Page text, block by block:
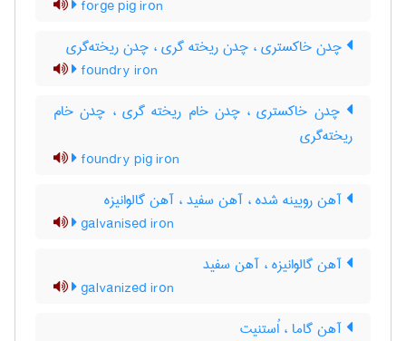
forge pig iron
چدن خاکستری ، چدن ریخته گری ، چدن ریخته‌گری
foundry iron
چدن خاکستری ، چدن خام ریخته گری ، چدن خام
ریخته‌گری
foundry pig iron
آهن رویینه شده ، آهن سفید ، آهن گالوانیزه
galvanised iron
آهن گالوانیزه ، آهن سفید
galvanized iron
آهن گاما ، اُستنیت